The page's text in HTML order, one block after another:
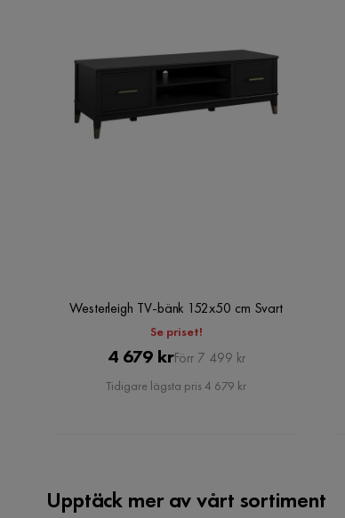
Westerleigh TV-bänk 152x50 cm Svart
Se priset!
Pris
4 679 krOriginal
Pris
Förr 7 499 kr
Tidigare lägsta pris 4 679 kr
Upptäck mer av vårt sortiment